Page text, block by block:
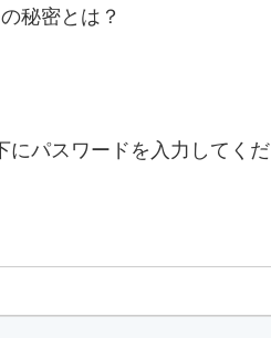
秘密とは？
にパスワードを入力してくだ